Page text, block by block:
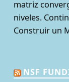
matriz
niveles.
Construir un
NSF